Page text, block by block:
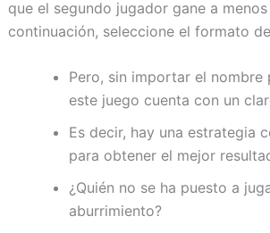
que el segundo jugador gane a
continuación, seleccione el formato
Pero, sin importar el nombre
este juego cuenta con un
Es decir, hay una estrategia
para obtener el mejor
¿Quién no se ha puesto a
aburrimiento?